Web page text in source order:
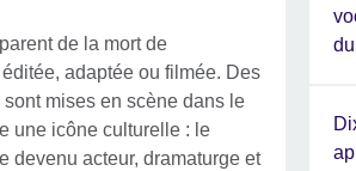
de la mort de
adaptée ou filmée. Des
mises en scène dans le
une icône culturelle : le
devenu acteur, dramaturge et